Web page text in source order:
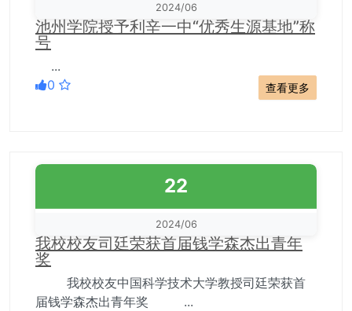
2024/06
池州学院授予利辛一中“优秀生源基地”称
号
...
0
查看更多
22
2024/06
我校校友司廷荣获首届钱学森杰出青年
奖
我校校友中国科学技术大学教授司廷荣获首
届钱学森杰出青年奖 ...